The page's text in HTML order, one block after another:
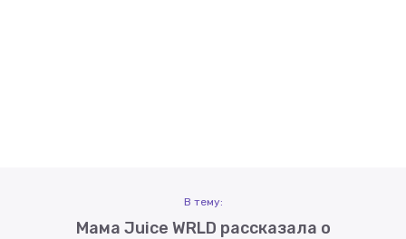
В тему:
Мама Juice WRLD рассказала о